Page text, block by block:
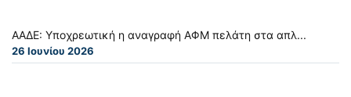
ΑΑΔΕ: Υποχρεωτική η αναγραφή ΑΦΜ πελάτη στα απλ...
26 Ιουνίου 2026